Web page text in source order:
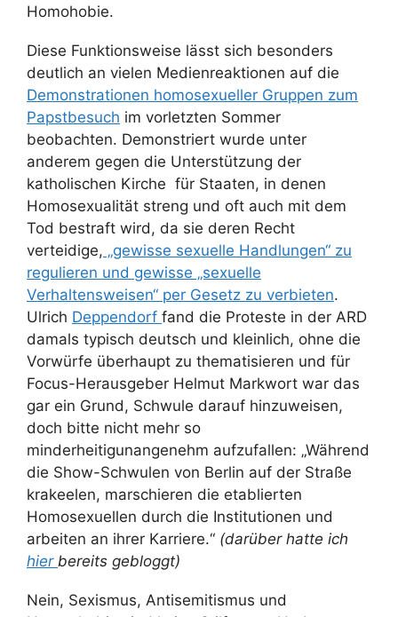
Homohobie.
Diese Funktionsweise lässt sich besonders
deutlich an vielen Medienreaktionen auf die
Demonstrationen homosexueller Gruppen zum
Papstbesuch im vorletzten Sommer
beobachten. Demonstriert wurde unter
anderem gegen die Unterstützung der
katholischen Kirche für Staaten, in denen
Homosexualität streng und oft auch mit dem
Tod bestraft wird, da sie deren Recht
verteidige, „gewisse sexuelle Handlungen“ zu
regulieren und gewisse „sexuelle
Verhaltensweisen“ per Gesetz zu verbieten.
Ulrich Deppendorf fand die Proteste in der ARD
damals typisch deutsch und kleinlich, ohne die
Vorwürfe überhaupt zu thematisieren und für
Focus-Herausgeber Helmut Markwort war das
gar ein Grund, Schwule darauf hinzuweisen,
doch bitte nicht mehr so
minderheitigunangenehm aufzufallen: „Während
die Show-Schwulen von Berlin auf der Straße
krakeelen, marschieren die etablierten
Homosexuellen durch die Institutionen und
arbeiten an ihrer Karriere.“ (darüber hatte ich
hier bereits gebloggt)
Nein, Sexismus, Antisemitismus und